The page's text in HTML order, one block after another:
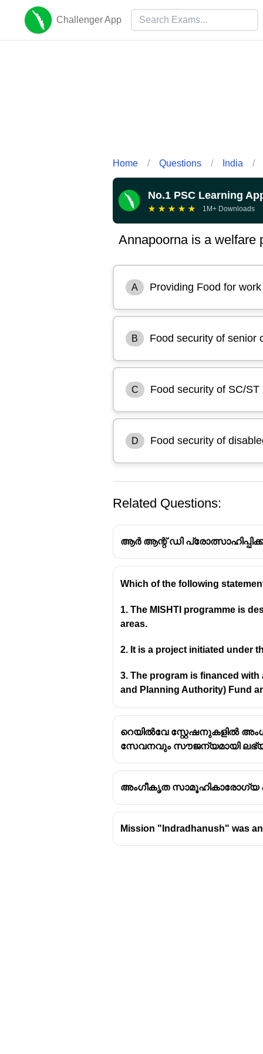
Challenger App
Home / Questions / India /
No.1 PSC Learning
★ ★ ★ ★ ★ 1M+ Downloads
Annapoorna is a welfare
A Providing Food for work
B Food security of senior
C Food security of SC/ST
D Food security of
Related Questions:
ആർ ആന്റ് ഡി
Which of the following
1. The MISHTI programme is
areas.
2. It is a project initiated under
3. The program is financed
and Planning Authority) Fund
റെയിൽവേ സ്റ്റേഷനുകളിൽ
സേവനവും സൗജന്യമായി
അംഗീകൃത സാമൂഹികാരോഗ്യ
Mission "Indradhanush" was an